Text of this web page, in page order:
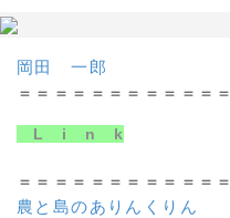
岡田 一郎
＝＝＝＝＝＝＝＝＝＝＝＝
L i n k
＝＝＝＝＝＝＝＝＝＝＝＝
農と島のありんくりん